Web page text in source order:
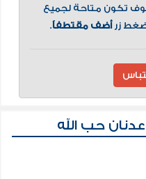
تكون متاحة لجميع
زرأضف مقتطفاً.
حب الله